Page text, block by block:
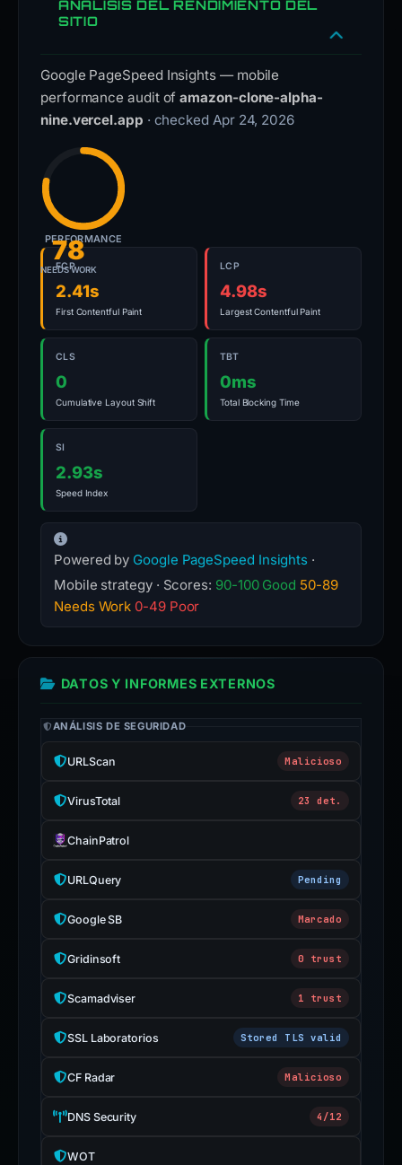
ANÁLISIS DEL RENDIMIENTO DEL
SITIO
Google PageSpeed Insights — mobile
performance audit ofamazon-clone-alpha-
nine.vercel.app · checked Apr 24, 2026
78
NEEDS WORK
PERFORMANCE
FCP
2.41s
First Contentful Paint
LCP
4.98s
Largest Contentful Paint
CLS
0
Cumulative Layout Shift
TBT
0ms
Total Blocking Time
SI
2.93s
Speed Index
Powered by Google PageSpeed Insights ·
Mobile strategy · Scores: 90-100 Good 50-89
Needs Work 0-49 Poor
DATOS Y INFORMES EXTERNOS
ANÁLISIS DE SEGURIDAD
URLScan Malicioso
VirusTotal 23 det.
ChainPatrol
URLQuery Pending
Google SB Marcado
Gridinsoft 0 trust
Scamadviser 1 trust
SSL Laboratorios Stored TLS valid
CF Radar Malicioso
DNS Security 4/12
WOT